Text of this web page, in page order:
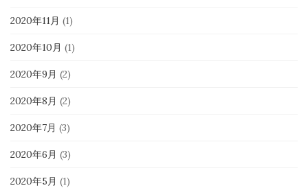
2020年11月 (1)
2020年10月 (1)
2020年9月 (2)
2020年8月 (2)
2020年7月 (3)
2020年6月 (3)
2020年5月 (1)